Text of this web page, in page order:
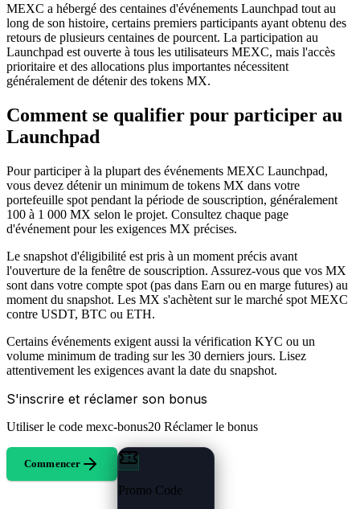
MEXC a hébergé des centaines d'événements Launchpad tout au
long de son histoire, certains premiers participants ayant obtenu des
retours de plusieurs centaines de pourcent. La participation au
Launchpad est ouverte à tous les utilisateurs MEXC, mais l'accès
prioritaire et des allocations plus importantes nécessitent
généralement de détenir des tokens MX.
Comment se qualifier pour participer au
Launchpad
Pour participer à la plupart des événements MEXC Launchpad,
vous devez détenir un minimum de tokens MX dans votre
portefeuille spot pendant la période de souscription, généralement
100 à 1 000 MX selon le projet. Consultez chaque page
d'événement pour les exigences MX précises.
Le snapshot d'éligibilité est pris à un moment précis avant
l'ouverture de la fenêtre de souscription. Assurez-vous que vos MX
sont dans votre compte spot (pas dans Earn ou en marge futures) au
moment du snapshot. Les MX s'achètent sur le marché spot MEXC
contre USDT, BTC ou ETH.
Certains événements exigent aussi la vérification KYC ou un
volume minimum de trading sur les 30 derniers jours. Lisez
attentivement les exigences avant la date du snapshot.
S'inscrire et réclamer son bonus
Utiliser le code mexc-bonus20 Réclamer le bonus
Commencer
Promo Code